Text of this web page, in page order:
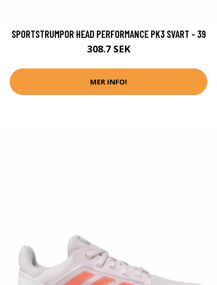
SPORTSTRUMPOR HEAD PERFORMANCE PK3 SVART - 39
308.7 SEK
MER INFO!